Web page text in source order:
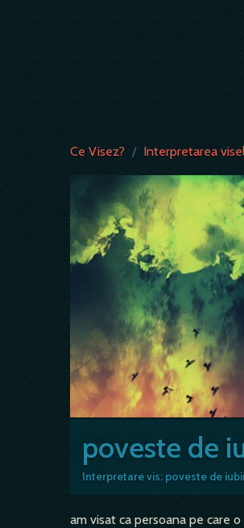
Ce Visez? / Interpretarea
poveste de
Interpretare vis: poveste de
am visat ca persoana pe care